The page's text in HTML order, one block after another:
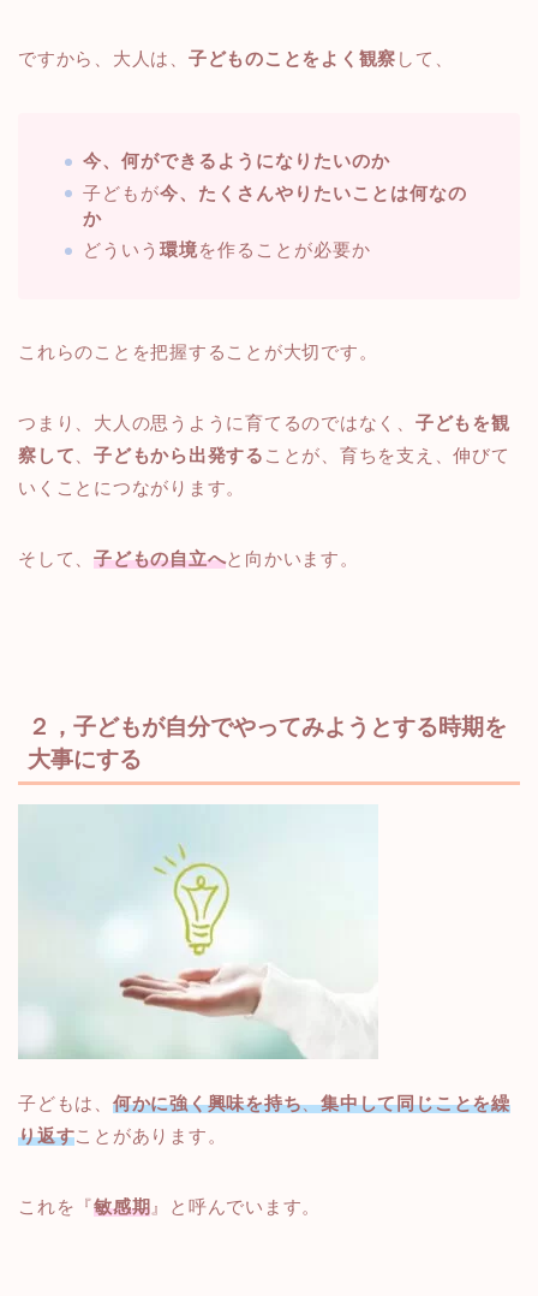
ですから、大人は、 子どものことをよく観察 して、
今、何ができるようになりたいのか
子どもが今、たくさんやりたいことは何なの
か
どういう 環境を作ることが必要か
これらのことを把握することが大切です。
つまり、大人の思うように育てるのではなく、 子どもを観
察して 、子どもから出発する ことが、育ちを支え、伸びて
いくことにつながります。
そして、子どもの自立へと向かいます。
２，子どもが自分でやってみようとする時期を
大事にする
子どもは、 何かに強く興味を持ち、集中して同じことを繰
り返すことがあります。
これを『敏感期 』と呼んでいます。